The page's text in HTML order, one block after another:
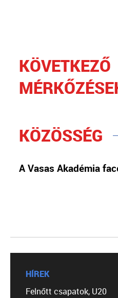
KÖVETKEZŐ
KÖZÖSSÉG
A Vasas Akadémia
HÍREK
Felnőtt csapatok, U20